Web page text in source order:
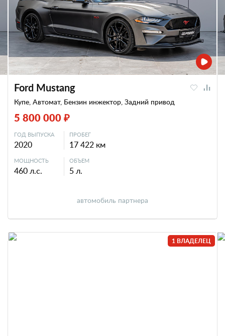
Ford Mustang
Купе, Автомат, Бензин инжектор, Задний привод
5 800 000 ₽
ГОД ВЫПУСКА
2020
ПРОБЕГ
17 422 км
МОЩНОСТЬ
460 л.с.
ОБЪЕМ
5 л.
автомобиль партнера
1 ВЛАДЕЛЕЦ